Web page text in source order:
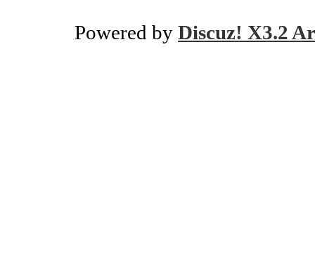
Powered by Discuz! X3.2